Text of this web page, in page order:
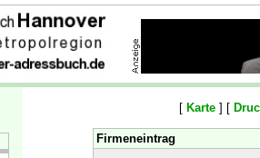
[ Karte ] [
Firmeneintrag